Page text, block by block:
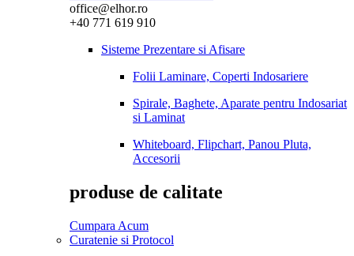
office@elhor.ro
+40 771 619 910
Sisteme Prezentare si Afisare
Folii Laminare, Coperti Indosariere
Spirale, Baghete, Aparate pentru Indosariat
si Laminat
Whiteboard, Flipchart, Panou Pluta,
Accesorii
produse de calitate
Cumpara Acum
Curatenie si Protocol